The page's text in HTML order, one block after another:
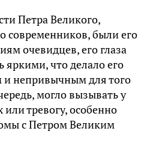
Петра Великого,
современников, были его
очевидцев, его глаза
что делало его
и непривычным для того
могло вызывать у
тревогу, особенно
с Петром Великим